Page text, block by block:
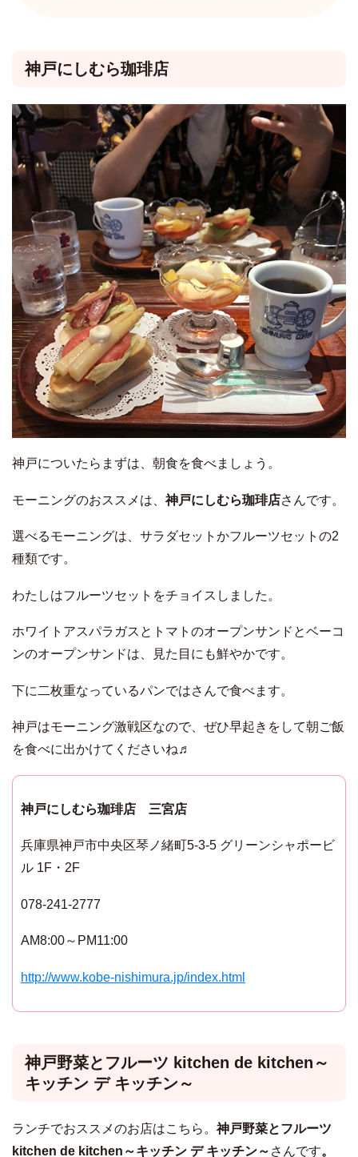
神戸にしむら珈琲店
神戸についたらまずは、朝食を食べましょう。
モーニングのおススメは、 神戸にしむら珈琲店さんです。
選べるモーニングは、サラダセットかフルーツセットの2
種類です。
わたしはフルーツセットをチョイスしました。
ホワイトアスパラガスとトマトのオープンサンドとベーコ
ンのオープンサンドは、見た目にも鮮やかです。
下に二枚重なっているパンではさんで食べます。
神戸はモーニング激戦区なので、ぜひ早起きをして朝ご飯
を食べに出かけてくださいね♬
神戸にしむら珈琲店 三宮店
兵庫県神戸市中央区琴ノ緒町5-3-5 グリーンシャポービ
ル 1F・2F
078-241-2777
AM8:00～PM11:00
http://www.kobe-nishimura.jp/index.html
神戸野菜とフルーツ kitchen de kitchen～
キッチン デ キッチン～
ランチでおススメのお店はこちら。 神戸野菜とフルーツ
kitchen de kitchen～キッチン デ キッチン～ さんです。